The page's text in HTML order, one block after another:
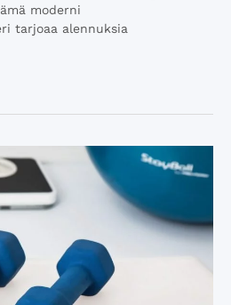
moderni
tarjoaa alennuksia